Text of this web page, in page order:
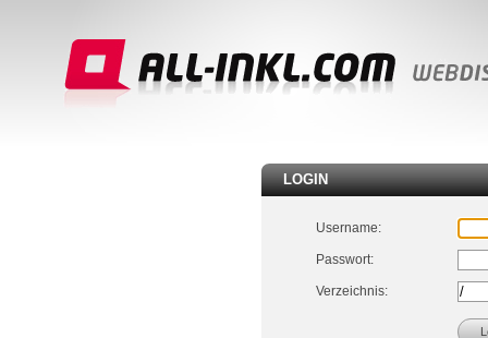
LOGIN
Username:
Passwort:
Verzeichnis: